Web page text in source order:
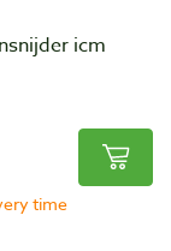
icm
time